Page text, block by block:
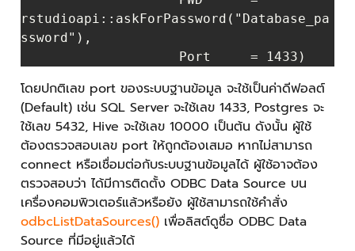
rstudioapi::askForPassword("Database_pa
ssword"),
โดยปกติเลข port ของระบบฐานข้อมูล จะใช้เป็นค่าดีฟอลต์
(Default) เช่น SQL Server จะใช้เลข 1433, Postgres จะ
ใช้เลข 5432, Hive จะใช้เลข 10000 เป็นต้น ดังนั้น ผู้ใช้
ต้องตรวจสอบเลข port ให้ถูกต้องเสมอ หากไม่สามารถ
connect หรือเชื่อมต่อกับระบบฐานข้อมูลได้ ผู้ใช้อาจต้อง
ตรวจสอบว่า ได้มีการติดตั้ง ODBC Data Source บน
เครื่องคอมพิวเตอร์แล้วหรือยัง ผู้ใช้สามารถใช้คำสั่ง
odbcListDataSources() เพื่อลิสต์ดูชื่อ ODBC Data
Source ที่มีอยู่แล้วได้